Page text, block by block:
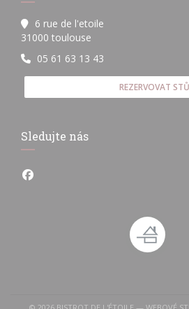
6 rue de l'etoile
31000 toulouse
05 61 63 13 43
REZERVOVAT
Sledujte nás
Facebook ((otevře se v novém